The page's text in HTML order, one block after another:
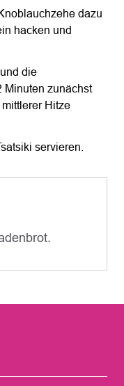
dazu
hacken und
die
Minuten zunächst
Hitze
servieren.